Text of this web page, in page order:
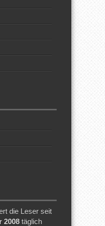
die Leser seit
2008 täglich